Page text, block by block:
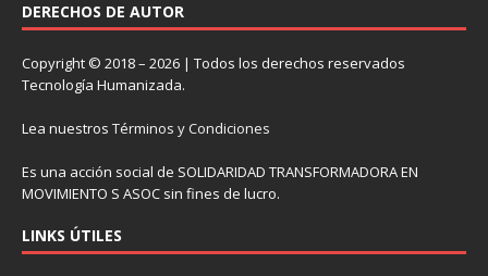
DERECHOS DE AUTOR
Copyright © 2018 – 2026 | Todos los derechos reservados
Tecnología Humanizada.
Lea nuestros Términos y Condiciones
Es una acción social de SOLIDARIDAD TRANSFORMADORA EN
MOVIMIENTO S ASOC sin fines de lucro.
LINKS ÚTILES